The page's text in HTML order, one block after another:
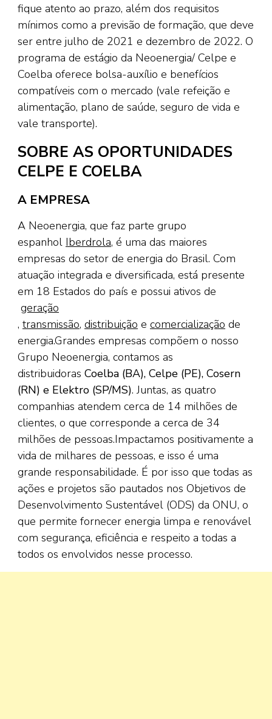
fique atento ao prazo, além dos requisitos
mínimos como a previsão de formação, que deve
ser entre julho de 2021 e dezembro de 2022. O
programa de estágio da Neoenergia/ Celpe e
Coelba oferece bolsa-auxílio e benefícios
compatíveis com o mercado (vale refeição e
alimentação, plano de saúde, seguro de vida e
vale transporte).
SOBRE AS OPORTUNIDADES
CELPE E COELBA
A EMPRESA
A Neoenergia, que faz parte grupo
espanhol Iberdrola, é uma das maiores
empresas do setor de energia do Brasil. Com
atuação integrada e diversificada, está presente
em 18 Estados do país e possui ativos de
geração​
, transmissão, distribuição e comercialização​ de
energia.Grandes empresas compõem o nosso
Grupo Neoenergia, contamos as
distribuidoras Coelba (BA), Celpe (PE), Cosern
(RN) e Elektro​ (SP/MS). Juntas, as quatro
companhias atendem cerca de 14 milhões de
clientes, o que corresponde a cerca de 34
milhões de pessoas.Impactamos positivamente a
vida de milhares de pessoas, e isso é uma
grande responsabilidade. É por isso que todas as
ações e projetos são pautados nos Objetivos de
Desenvolvimento Sustentável (ODS) da ONU, o
que permite fornecer energia limpa e renovável
com segurança, eficiência e respeito a todas a
todos os envolvidos nesse processo.